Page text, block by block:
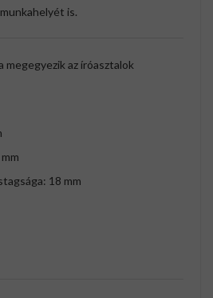
is.
megegyezik az íróasztalok
18 mm